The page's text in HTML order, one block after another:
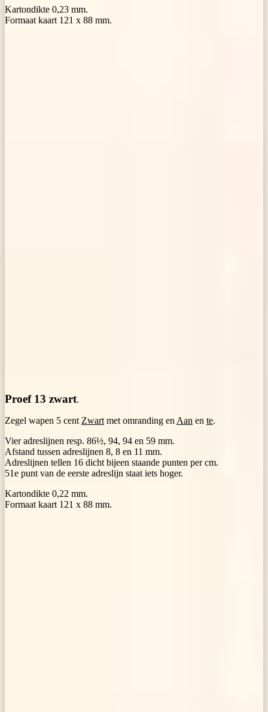
Kartondikte 0,23 mm.
Formaat kaart 121 x 88 mm.
Proef 13 zwart.
Zegel wapen 5 cent Zwart met omranding en Aan en te.
Vier adreslijnen resp. 86½, 94, 94 en 59 mm.
Afstand tussen adreslijnen 8, 8 en 11 mm.
Adreslijnen tellen 16 dicht bijeen staande punten per cm.
51e punt van de eerste adreslijn staat iets hoger.
Kartondikte 0,22 mm.
Formaat kaart 121 x 88 mm.